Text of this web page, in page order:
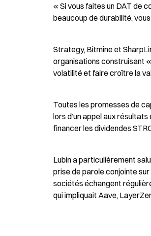
« Si vous faites un DAT de
beaucoup de durabilité,
Strategy, Bitmine et
organisations construisant
volatilité et faire croître la
Toutes les promesses de
lors d’un appel aux
financer les dividendes
Lubin a particulièrement
prise de parole conjointe
sociétés échangent
qui impliquait Aave,